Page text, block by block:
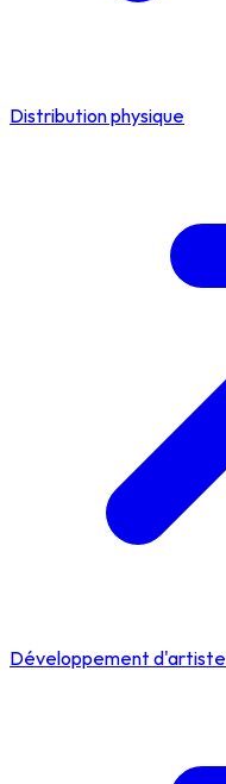
Distribution physique
Développement d'artiste